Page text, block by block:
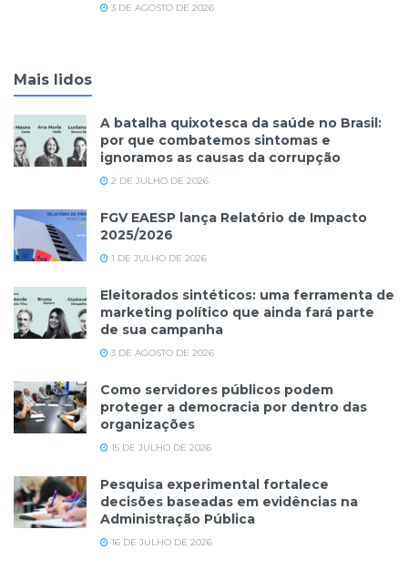
3 DE AGOSTO DE 2026
Mais lidos
A batalha quixotesca da saúde no Brasil:
por que combatemos sintomas e
ignoramos as causas da corrupção
2 DE JULHO DE 2026
FGV EAESP lança Relatório de Impacto
2025/2026
1 DE JULHO DE 2026
Eleitorados sintéticos: uma ferramenta de
marketing político que ainda fará parte
de sua campanha
3 DE AGOSTO DE 2026
Como servidores públicos podem
proteger a democracia por dentro das
organizações
15 DE JULHO DE 2026
Pesquisa experimental fortalece
decisões baseadas em evidências na
Administração Pública
16 DE JULHO DE 2026